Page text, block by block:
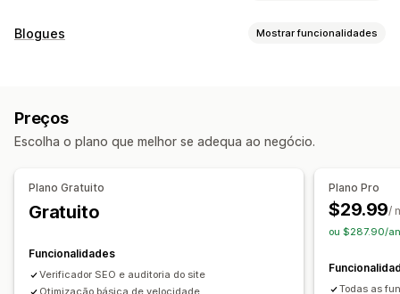
Ferramentas de SEO
Redirecionamentos
Meta tags JSON-LD Esquemas Robots.txt
Otimização de URL
Otimização de velocidade
Otimização de conteúdo
Monitorização do desempenho
Blogues Mostrar funcionalidades
Criação em lote
Produtos incorporados Imagens Vídeos incorporados
Etiquetas de artigos
Ligações internas
Análise de dados
Preços
Escolha o plano que melhor se adequa ao negócio.
Plano Gratuito
Gratuito
Funcionalidades
Verificador SEO e auditoria do site
Plano Pro
$29.99/
ou $287.90/
Todas as